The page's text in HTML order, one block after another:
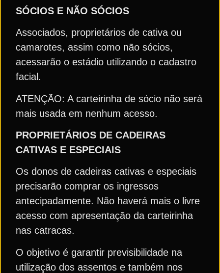
SÓCIOS E NÃO SÓCIOS
Associados, proprietários de cativa ou
camarotes, assim como não sócios,
acessarão o estádio utilizando o cadastro
facial.
ATENÇÃO: A carteirinha de sócio não será
mais usada em nenhum acesso.
PROPRIETÁRIOS DE CADEIRAS
CATIVAS E ESPECIAIS
Os donos de cadeiras cativas e especiais
precisarão comprar os ingressos
antecipadamente. Não haverá mais o livre
acesso com apresentação da carteirinha
nas catracas.
O objetivo é garantir previsibilidade na
utilização dos assentos e também nos